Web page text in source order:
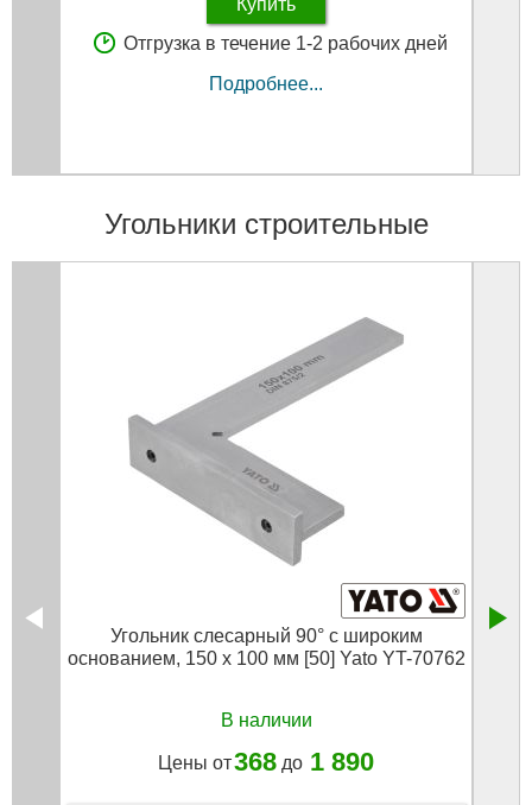
Купить
Отгрузка в течение 1-2 рабочих дней
Подробнее...
Угольники строительные
Угольник слесарный 90° с широким
основанием, 150 х 100 мм [50] Yato YT-70762
В наличии
Цены от368 до 1 890